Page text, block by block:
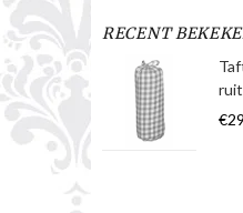
RECENT